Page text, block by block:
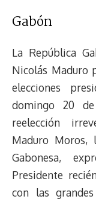
Gabón
La República
Nicolás Maduro
elecciones
domingo 20
reelección
Maduro Moros,
Gabonesa,
Presidente
con las